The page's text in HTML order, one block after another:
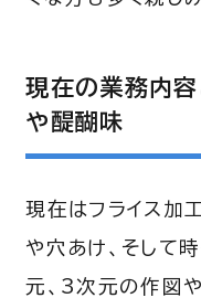
現在の業務内
や醍醐味
現在はフライス加
や穴あけ、そして
元、3次元の作図